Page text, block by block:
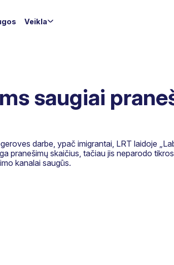
Veikla
saugiai
darbe, ypač imigrantai, LRT laidoje
pranešimų skaičius, tačiau jis neparodo tikros
kanalai saugūs.